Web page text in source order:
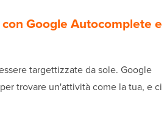
Google Autocomplete e
targettizzate da sole. Google
trovare un'attività come la tua, e ci